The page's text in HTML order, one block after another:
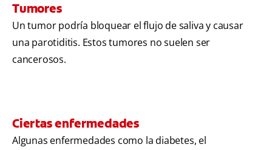
Tumores
Un tumor podría bloquear el flujo de saliva y causar
una parotiditis. Estos tumores no suelen ser
cancerosos.
Ciertas enfermedades
Algunas enfermedades como la diabetes, el